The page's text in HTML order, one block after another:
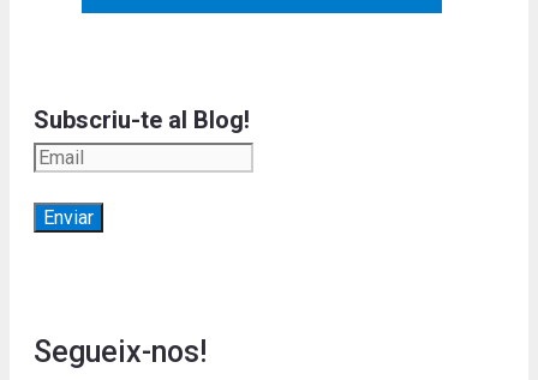
Subscriu-te al Blog!
Segueix-nos!